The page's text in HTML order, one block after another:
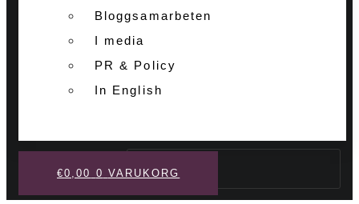
Bloggsamarbeten
I media
PR & Policy
In English
Sök
€0,00 0 VARUKORG